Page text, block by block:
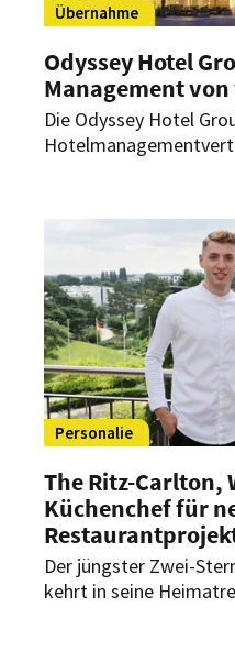
Übernahme
Odyssey Hotel
Management
Die Odyssey Hotel
Deutschland um
6.500 Quadratmeter
Personalie
The Ritz-Carlton,
Küchenchef für
Der jüngster Zwei-
kehrt in seine